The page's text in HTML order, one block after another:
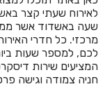
חדרים לפי
חדרים לפי שעה
חדרים לפי שעה
לאירוח שעתי קצר
שעה באשדוד אשר
מרכזי. כל חדרי
לכם, למספר שעות
המציעים שירות
חניה צמודה וגישה